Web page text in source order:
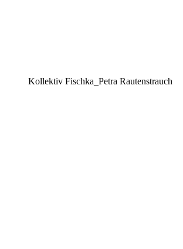
Kollektiv Fischka_Petra Rautenstrauch